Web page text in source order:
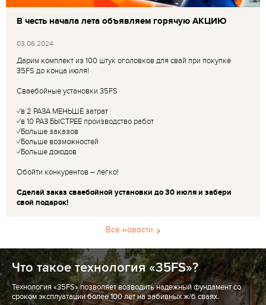
В честь начала лета объявляем горячую АКЦИЮ
03.06.2024
Дарим комплект из 100 штук оголовков для свай при покупке
35FS до конца июля!
Сваебойные установки 35FS
✓в 2 РАЗА МЕНЬШЕ затрат
✓в 10 РАЗ БЫСТРЕЕ производство работ
✓Больше заказов
✓Больше возможностей
✓Больше доходов
Обойти конкурентов – легко!
Сделай заказ сваебойной установки до 30 июля и забери
свой подарок!
Все новости
Что такое технология «35FS»?
Технология «35FS» позволяет возводить надежный фундамент со
сроком эксплуатации более 100 лет на забивных ж/б сваях.